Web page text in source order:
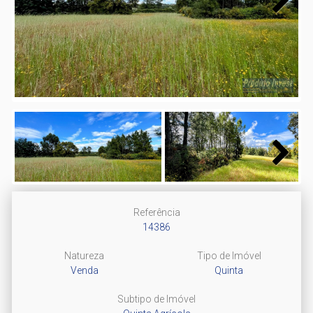
Next
Next
Referência
14386
Natureza
Venda
Tipo de Imóvel
Quinta
Subtipo de Imóvel